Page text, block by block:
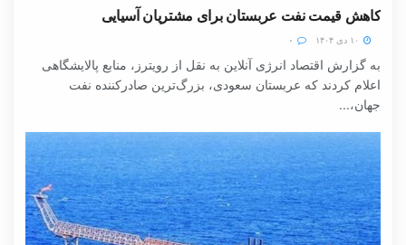
کاهش قیمت نفت عربستان برای مشتریان آسیایی
به گزارش اقتصاد انرژی آنلاین به نقل از رویترز، منابع پالایشگاهی
اعلام کردند که عربستان سعودی، بزرگ‌ترین صادرکننده نفت
جهان،...